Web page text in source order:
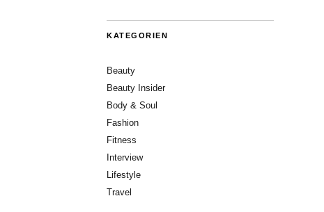
KATEGORIEN
Beauty
Beauty Insider
Body & Soul
Fashion
Fitness
Interview
Lifestyle
Travel